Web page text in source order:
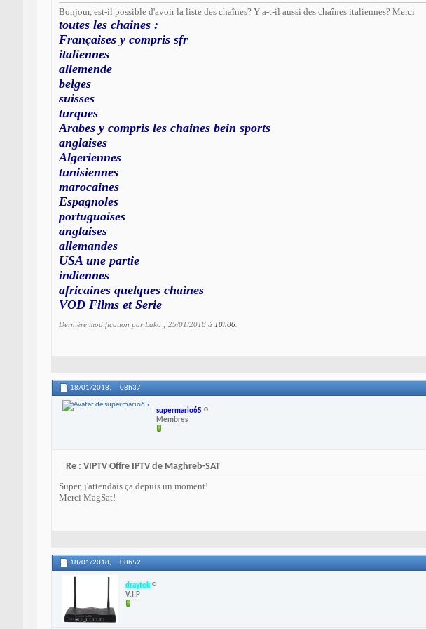
Bonjour, est-il possible d'avoir la liste des chaînes? Y a-t-il aussi des chaînes italiennes? Merci
toutes les chaines :
Françaises y compris sfr
italiennes
allemende
belges
suisses
turques
Arabes y compris les chaines bein sports
anglaises
Algeriennes
tunisiennes
marocaines
Espagnoles
portuguaises
anglaises
allemandes
USA une partie
indiennes
africaines quelques chaines
VOD Films et Serie
Dernière modification par Lako ; 25/01/2018 à 10h06.
18/01/2018, 08h37
supermario65
Membres
Re : VIPTV Offre IPTV de Maghreb-SAT
Super, j'attendais ça depuis un moment!
Merci MagSat!
18/01/2018, 08h52
draytek
V.I.P